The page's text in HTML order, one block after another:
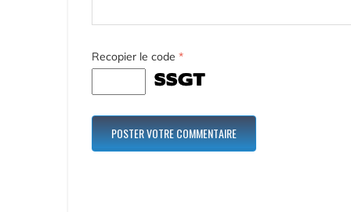
Recopier le code *